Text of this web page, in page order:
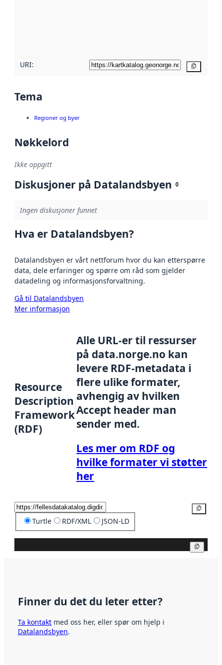
URI:
Tema
Regioner og byer
Nøkkelord
Ikke oppgitt
Diskusjoner på Datalandsbyen 0
Ingen diskusjoner funnet
Hva er Datalandsbyen?
Datalandsbyen er vårt nettforum hvor du kan etterspørre
data, dele erfaringer og spørre om råd som gjelder
datadeling og informasjonsforvaltning.
Gå til Datalandsbyen
Mer informasjon
Resource
Description
Framework
(RDF)
Alle URL-er til ressurser
på data.norge.no kan
levere RDF-metadata i
flere ulike formater,
avhengig av hvilken
Accept header man
sender med.
Les mer om RDF og
hvilke formater vi støtter
her
Turtle RDF/XML JSON-LD
Finner du det du leter etter?
Ta kontakt med oss her, eller spør om hjelp i
Datalandsbyen.